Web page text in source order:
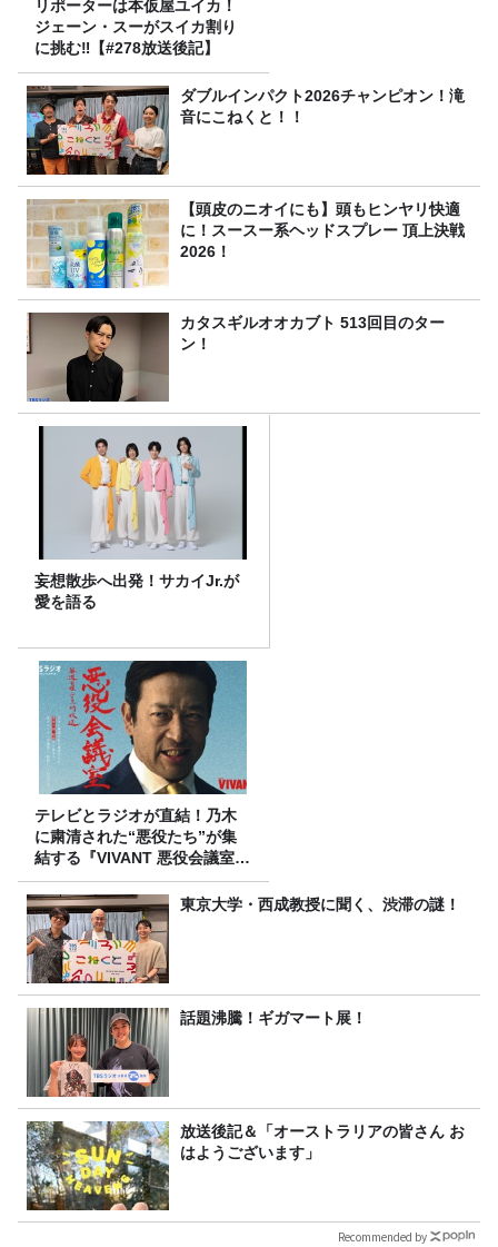
リポーターは本仮屋ユイカ！
ジェーン・スーがスイカ割り
に挑む‼【#278放送後記】
ダブルインパクト2026チャンピオン！滝
音にこねくと！！
【頭皮のニオイにも】頭もヒンヤリ快適
に！スースー系ヘッドスプレー 頂上決戦
2026！
カタスギルオオカブト 513回目のター
ン！
妄想散歩へ出発！サカイJr.が
愛を語る
テレビとラジオが直結！乃木
に粛清された“悪役たち”が集
結する『VIVANT 悪役会議室』
7/26(日)23時スタート！
東京大学・西成教授に聞く、渋滞の謎！
話題沸騰！ギガマート展！
放送後記＆「オーストラリアの皆さん お
はようございます」
Recommended by